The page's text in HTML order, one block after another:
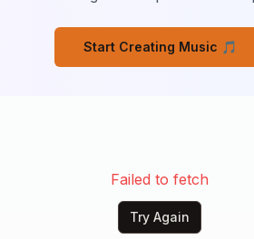
Start Creating Music 🎵
Failed to fetch
Try Again